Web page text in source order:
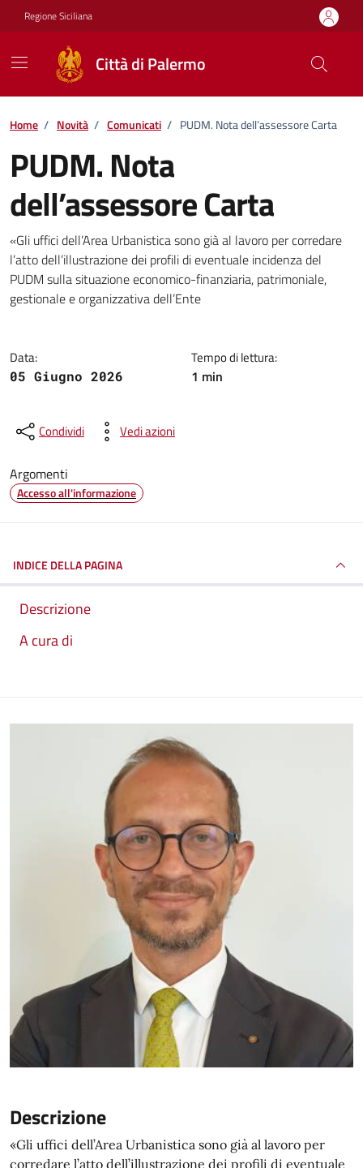
Vai ai contenuti
Vai al footer
Regione Siciliana
Città di Palermo
Home / Novità / Comunicati / PUDM. Nota dell’assessore Carta
PUDM. Nota
dell’assessore Carta
Dettagli della notizia
«Gli uffici dell’Area Urbanistica sono già al lavoro per corredare
l’atto dell’illustrazione dei profili di eventuale incidenza del
PUDM sulla situazione economico-finanziaria, patrimoniale,
gestionale e organizzativa dell’Ente
Data:
05 Giugno 2026
Tempo di lettura:
1 min
Condividi Vedi azioni
Argomenti
Accesso all'informazione
INDICE DELLA PAGINA
Descrizione
A cura di
Descrizione
«Gli uffici dell’Area Urbanistica sono già al lavoro per
corredare l’atto dell’illustrazione dei profili di eventuale